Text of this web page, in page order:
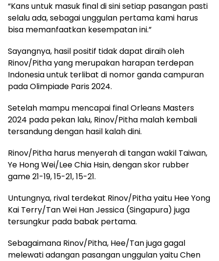
“Kans untuk masuk final di sini setiap pasangan pasti
selalu ada, sebagai unggulan pertama kami harus
bisa memanfaatkan kesempatan ini.”
Sayangnya, hasil positif tidak dapat diraih oleh
Rinov/Pitha yang merupakan harapan terdepan
Indonesia untuk terlibat di nomor ganda campuran
pada Olimpiade Paris 2024.
Setelah mampu mencapai final Orleans Masters
2024 pada pekan lalu, Rinov/Pitha malah kembali
tersandung dengan hasil kalah dini.
Rinov/Pitha harus menyerah di tangan wakil Taiwan,
Ye Hong Wei/Lee Chia Hsin, dengan skor rubber
game 21-19, 15-21, 15-21.
Untungnya, rival terdekat Rinov/Pitha yaitu Hee Yong
Kai Terry/Tan Wei Han Jessica (Singapura) juga
tersungkur pada babak pertama.
Sebagaimana Rinov/Pitha, Hee/Tan juga gagal
melewati adangan pasangan unggulan yaitu Chen